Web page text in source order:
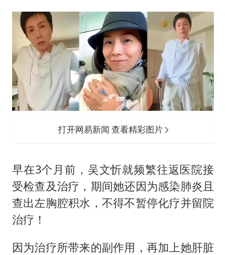
打开网易新闻 查看精彩图片
早在3个月前，吴文忻就频繁往返医院接
受检查及治疗，期间她还因为感染肺炎且
查出左胸腔积水，不得不暂停化疗并留院
治疗！
因为治疗所带来的副作用，再加上她肝脏